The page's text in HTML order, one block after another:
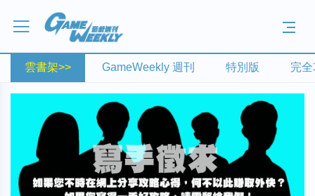
雲書架>> GameWeekly 週刊 特別版 完